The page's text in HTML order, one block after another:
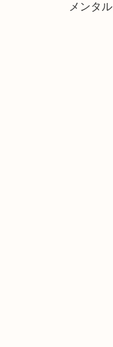
メンタル